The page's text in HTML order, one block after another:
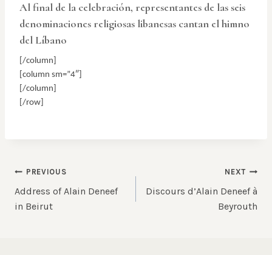
Al final de la celebración, representantes de las seis
denominaciones religiosas libanesas cantan el himno
del Líbano
[/column]
[column sm=”4″]
[/column]
[/row]
Post
navigation
PREVIOUS
Address of Alain Deneef
in Beirut
NEXT
Discours d’Alain Deneef à
Beyrouth